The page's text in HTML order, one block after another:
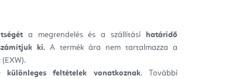
a megrendelés és a szállítási
határidő
ki.A termék ára nem tartalmazza a
különleges feltételek vonatkoznak. További